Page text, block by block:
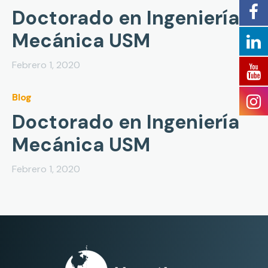
Doctorado en Ingeniería
Mecánica USM
Febrero 1, 2020
Blog
Doctorado en Ingeniería
Mecánica USM
Febrero 1, 2020